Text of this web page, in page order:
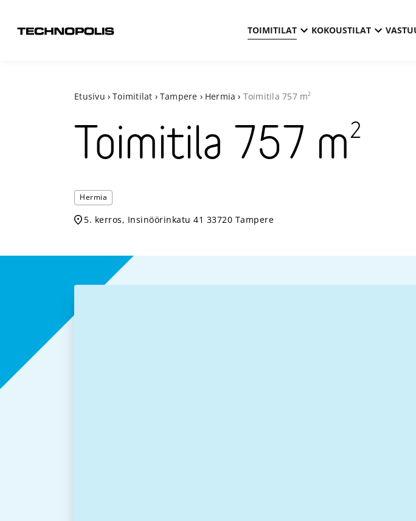
TOIMITILAT KOKOUSTILAT
Etusivu › Toimitilat › Tampere › Hermia › Toimitila 757m2
Toimitila 757 m2
Hermia
5. kerros, Insinöörinkatu 41 33720 Tampere